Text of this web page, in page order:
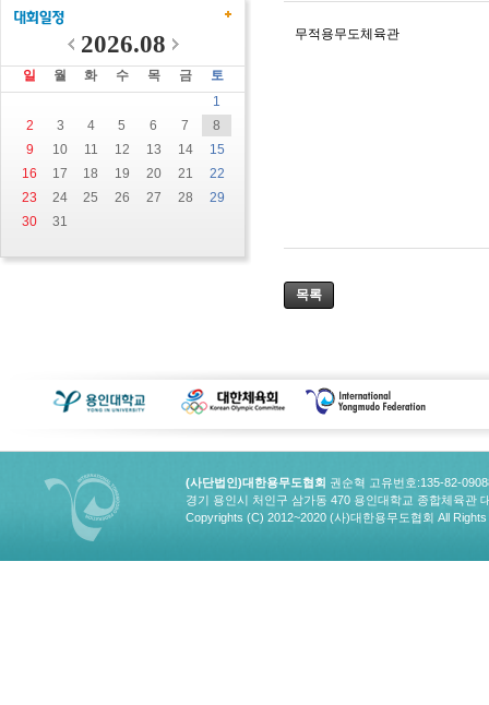
2026.08
일 월 화 수 목 금
토
1
2
3 4 5 6 7
8
9
10 11 12 13 14
15
16
17 18 19 20 21
22
23
24 25 26 27 28
29
30
31
무적용무도체육관
목록
(사단법인)대한용무도협회 권순혁 고유번호:135-82-
경기 용인시 처인구 삼가동 470 용인대학교 종합체육관
Copyrights (C) 2012~2020 (사)대한용무도협회 All